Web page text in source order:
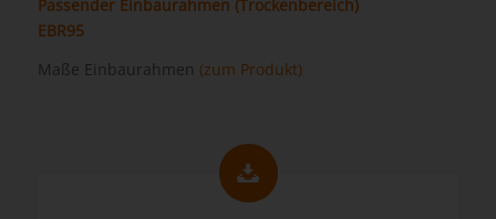
Passender Einbaurahmen (Trockenbereich)
EBR95
Maße Einbaurahmen (zum Produkt)